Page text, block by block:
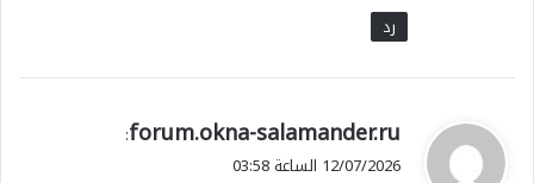
رد
ي
ق
forum.okna-salamander.ru
:
12/07/2026 الساعة 03:58